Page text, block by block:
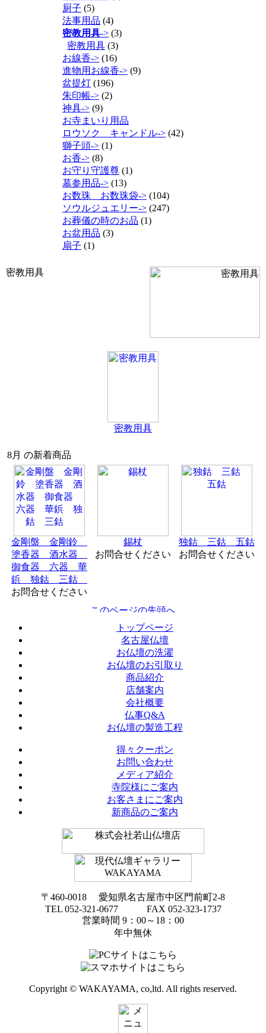
厨子 (5)
法事用品 (4)
密教用具-> (3)
密教用具 (3)
お線香-> (16)
進物用お線香-> (9)
盆提灯 (196)
朱印帳-> (2)
神具-> (9)
お寺まいり用品
ロウソク キャンドル-> (42)
獅子頭-> (1)
お香-> (8)
お守り守護尊 (1)
墓参用品-> (13)
お数珠 お数珠袋-> (104)
ソウルジュエリー-> (247)
お葬儀の時のお品 (1)
お盆用品 (3)
扇子 (1)
密教用具
密教用具
8月 の新着商品
金剛盤 金剛鈴
塗香器 酒水器
御食器 六器 華
鋲 独鈷 三鈷
お問合せください
錫杖
お問合せください
独鈷 三鈷 五鈷
お問合せください
トップページ
名古屋仏壇
お仏壇の洗濯
お仏壇のお引取り
商品紹介
店舗案内
会社概要
仏事Q&A
お仏壇の製造工程
得々クーポン
お問い合わせ
メディア紹介
寺院様にご案内
お客さまにご案内
新商品のご案内
〒460-0018 愛知県名古屋市中区門前町2-8
TEL 052-321-0677 FAX 052-323-1737
営業時間 9：00～18：00
年中無休
Copyright © WAKAYAMA, co,ltd. All rights reserved.